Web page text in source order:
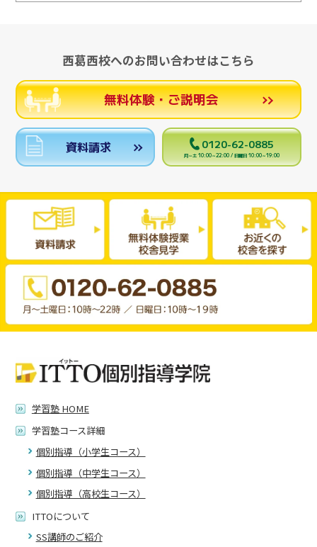
西葛西校へのお問い合わせはこちら
無料体験・ご説明会
資料請求 0120-62-0885
月～土 10:00～22:00 / 日曜日 10:00～19:00
学習塾 HOME
学習塾コース詳細
個別指導（小学生コース）
個別指導（中学生コース）
個別指導（高校生コース）
ITTOについて
SS講師のご紹介